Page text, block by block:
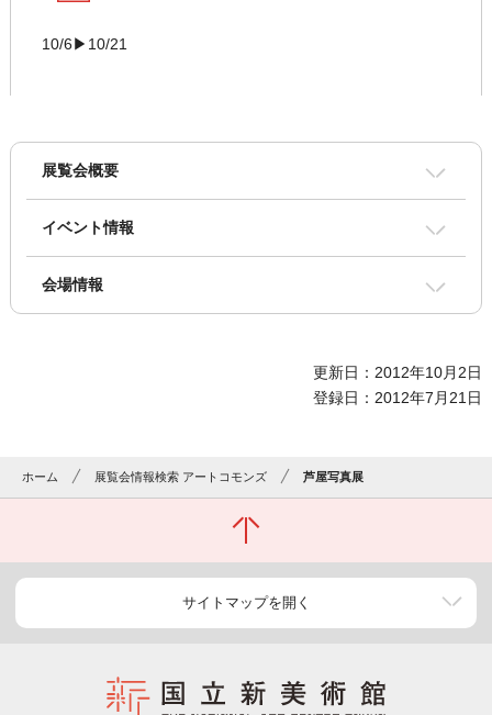
10/6▶10/21
展覧会概要
イベント情報
会場情報
更新日：2012年10月2日
登録日：2012年7月21日
ホーム 展覧会情報検索 アートコモンズ 芦屋写真展
サイトマップを開く